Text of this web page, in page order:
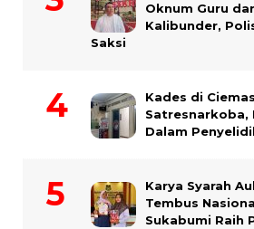
Oknum Guru
Kalibunder,
Saksi
Kades di
Satresnarkoba,
Dalam
Karya Syarah
Tembus
Sukabumi Raih